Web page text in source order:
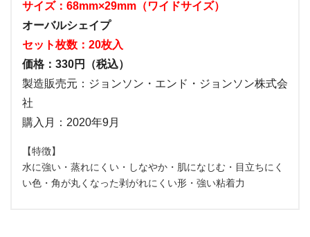
サイズ：68mm×29mm（ワイドサイズ）
オーバルシェイプ
セット枚数：20枚入
価格：330円（税込）
製造販売元：ジョンソン・エンド・ジョンソン株式会
社
購入月：2020年9月
【特徴】
水に強い・蒸れにくい・しなやか・肌になじむ・目立ちにく
い色・角が丸くなった剥がれにくい形・強い粘着力